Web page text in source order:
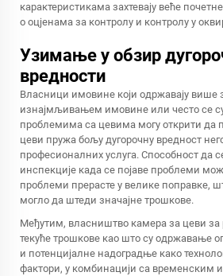
карактеристикама захтевају веће
о оцјенама за контролу и контролу у
Узимање у обзир
вредности
Власници имовине који одржавају више
изнајмљивањем имовине или често се
проблемима са цевима могу открити да
цеви пружа бољу дугорочну вредност
професионалних услуга. Способност да
инспекције када се појаве проблеми
проблеми прерасте у велике поправке,
могло да штеди значајне трошкове.
Међутим, власништво камера за цеви за
текуће трошкове као што су одржавање
и потенцијалне надоградње како
фактори, у комбинацији са временским